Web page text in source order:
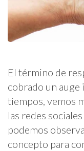
El término de
cobrado un
tiempos, vemos
las redes
podemos
concepto para